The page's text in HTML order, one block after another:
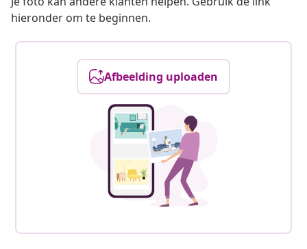
hieronder om te beginnen.
Afbeelding uploaden